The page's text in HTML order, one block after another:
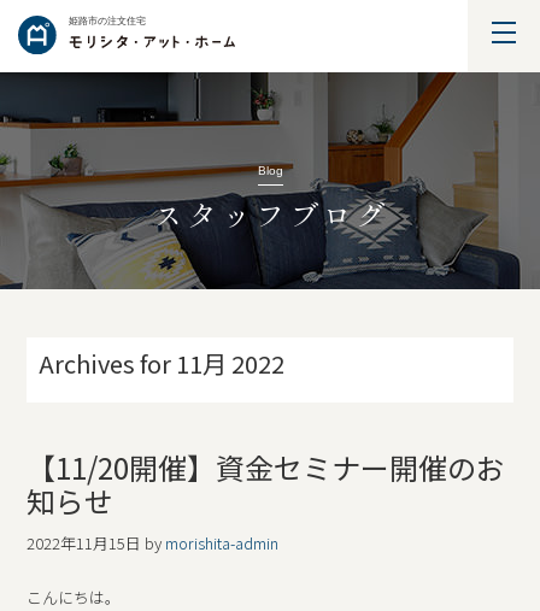
姫路市の注文住宅
Blog
スタッフブログ
Archives for 11月 2022
【11/20開催】資金セミナー開催のお
知らせ
2022年11月15日 by morishita-admin
こんにちは。